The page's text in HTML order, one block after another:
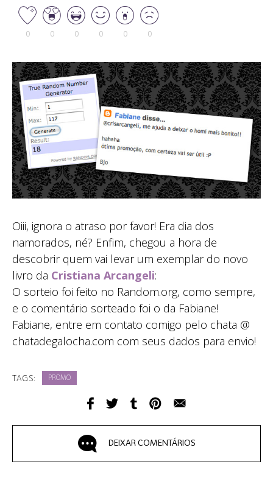
0 0 0 0 0 0
Oiii, ignora o atraso por favor! Era dia dos
namorados, né? Enfim, chegou a hora de
descobrir quem vai levar um exemplar do novo
livro da Cristiana Arcangeli:
O sorteio foi feito no Random.org, como sempre,
e o comentário sorteado foi o da Fabiane!
Fabiane, entre em contato comigo pelo chata @
chatadegalocha.com com seus dados para envio!
TAGS: PROMO
DEIXAR COMENTÁRIOS